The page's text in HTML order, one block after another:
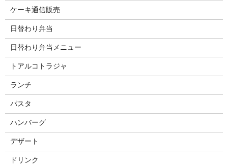
ケーキ通信販売
日替わり弁当
日替わり弁当メニュー
トアルコトラジャ
ランチ
パスタ
ハンバーグ
デザート
ドリンク